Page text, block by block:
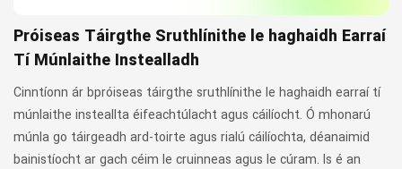
Próiseas Táirgthe Sruthlínithe le haghaidh Earraí
Tí Múnlaithe Instealladh
Cinntíonn ár bpróiseas táirgthe sruthlínithe le haghaidh earraí tí
múnlaithe insteallta éifeachtúlacht agus cáilíocht. Ó mhonarú
múnla go táirgeadh ard-toirte agus rialú cáilíochta, déanaimid
bainistíocht ar gach céim le cruinneas agus le cúram. Is é an